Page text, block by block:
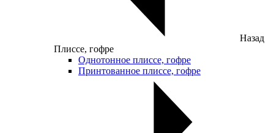
Назад
Плиссе, гофре
Однотонное плиссе, гофре
Принтованное плиссе, гофре